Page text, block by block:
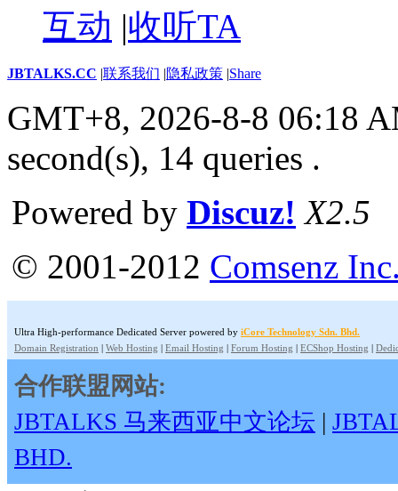
互动 |收听TA
JBTALKS.CC |联系我们 |隐私政策 |Share
GMT+8, 2026-8-8 06:18
second(s), 14 queries .
Powered by Discuz! X2.5
© 2001-2012 Comsenz
Ultra High-performance Dedicated Server powered by iCore Technology Sdn. Bhd.
Domain Registration | Web Hosting | Email Hosting | Forum Hosting | ECShop Hosting |
合作联盟网站:
JBTALKS 马来西亚中文论坛 |
BHD.